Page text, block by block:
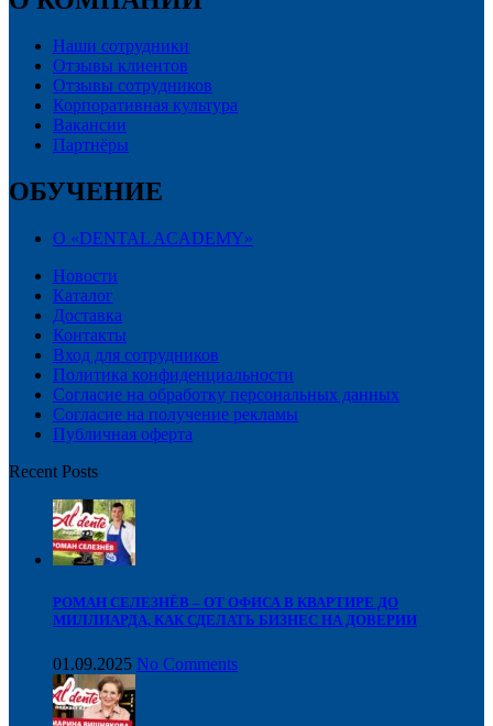
Наши сотрудники
Отзывы клиентов
Отзывы сотрудников
Корпоративная культура
Вакансии
Партнёры
ОБУЧЕНИЕ
О «DENTAL ACADEMY»
Новости
Каталог
Доставка
Контакты
Вход для сотрудников
Политика конфиденциальности
Согласие на обработку персональных данных
Cогласие на получение рекламы
Публичная оферта
Recent Posts
РОМАН СЕЛЕЗНЁВ – ОТ ОФИСА В КВАРТИРЕ ДО
МИЛЛИАРДА, КАК СДЕЛАТЬ БИЗНЕС НА ДОВЕРИИ
01.09.2025 No Comments